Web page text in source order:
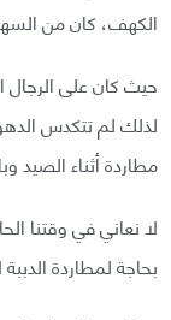
الكهف، كان من
حيث كان على الرجال
لذلك لم تتكدس
مطاردة أثناء
لا نعاني في وقتنا
بحاجة لمطاردة